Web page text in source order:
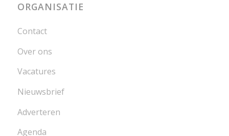
ORGANISATIE
Contact
Over ons
Vacatures
Nieuwsbrief
Adverteren
Agenda